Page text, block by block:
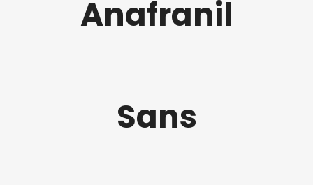
Anafranil
Sans